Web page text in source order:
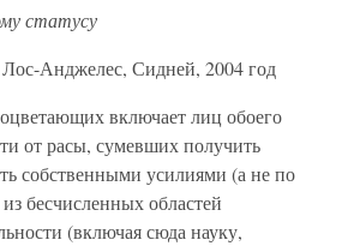
статусу
Анджелес, Сидней, 2004 год
включает лиц обоего
от расы, сумевших получить
собственными усилиями (а не по
бесчисленных областей
(включая сюда науку,